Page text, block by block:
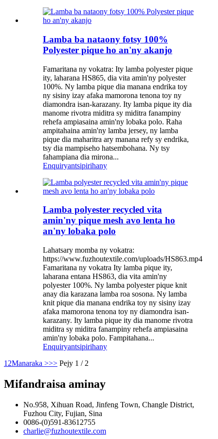
Lamba ba nataony fotsy 100%
Polyester pique ho an'ny akanjo
Famaritana ny vokatra: Ity lamba polyester pique
ity, laharana HS865, dia vita amin'ny polyester
100%. Ny lamba pique dia manana endrika toy
ny sisiny izay afaka mamorona tenona toy ny
diamondra isan-karazany. Ity lamba pique ity dia
manome rivotra miditra sy miditra fanampiny
rehefa ampiasaina amin'ny lobaka polo. Raha
ampitahaina amin'ny lamba jersey, ny lamba
pique dia maharitra ary manana refy sy endrika,
tsy dia mampiseho hatsembohana. Ny tsy
fahampiana dia mirona...
Enquiryantsipirihany
Lamba polyester recycled vita
amin'ny pique mesh avo lenta ho
an'ny lobaka polo
Lahatsary momba ny vokatra:
https://www.fuzhoutextile.com/uploads/HS863.mp4
Famaritana ny vokatra Ity lamba pique ity,
laharana entana HS863, dia vita amin'ny
polyester 100%. Ny lamba polyester pique knit
anay dia karazana lamba roa sosona. Ny lamba
knit pique dia manana endrika toy ny sisiny izay
afaka mamorona tenona toy ny diamondra isan-
karazany. Ity lamba pique ity dia manome rivotra
miditra sy miditra fanampiny rehefa ampiasaina
amin'ny lobaka polo. Fampitahana...
Enquiryantsipirihany
1 2Manaraka >>> Pejy 1 / 2
Mifandraisa aminay
No.958, Xihuan Road, Jinfeng Town, Changle District,
Fuzhou City, Fujian, Sina
0086-(0)591-83612755
charlie@fuzhoutextile.com